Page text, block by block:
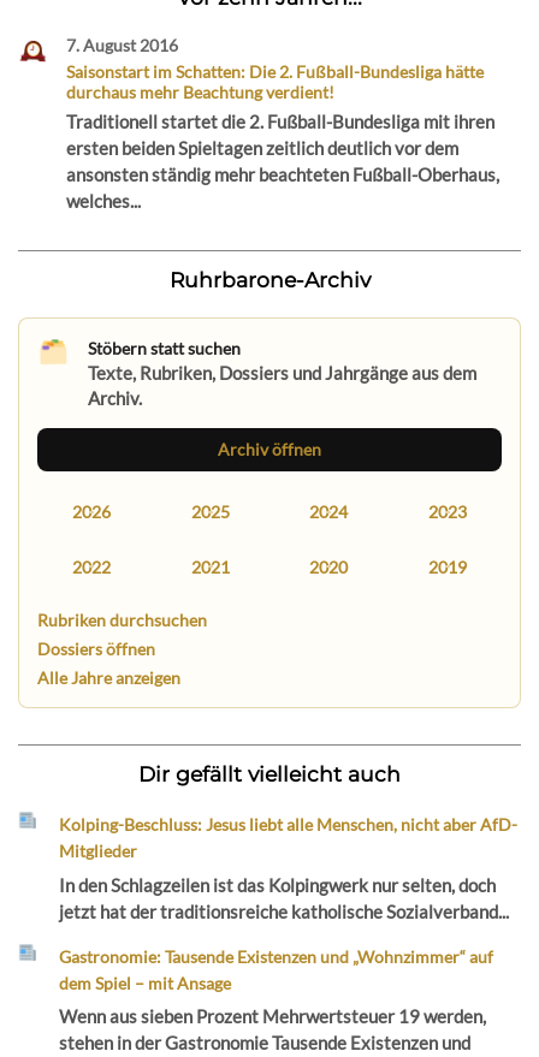
7. August 2016
Saisonstart im Schatten: Die 2. Fußball-Bundesliga hätte
durchaus mehr Beachtung verdient!
Traditionell startet die 2. Fußball-Bundesliga mit ihren
ersten beiden Spieltagen zeitlich deutlich vor dem
ansonsten ständig mehr beachteten Fußball-Oberhaus,
welches...
Ruhrbarone-Archiv
Stöbern statt suchen
Texte, Rubriken, Dossiers und Jahrgänge aus dem
Archiv.
Archiv öffnen
2026 2025 2024 2023
2022 2021 2020 2019
Rubriken durchsuchen
Dossiers öffnen
Alle Jahre anzeigen
Dir gefällt vielleicht auch
Kolping-Beschluss: Jesus liebt alle Menschen, nicht aber AfD-
Mitglieder
In den Schlagzeilen ist das Kolpingwerk nur selten, doch
jetzt hat der traditionsreiche katholische Sozialverband...
Gastronomie: Tausende Existenzen und „Wohnzimmer“ auf
dem Spiel – mit Ansage
Wenn aus sieben Prozent Mehrwertsteuer 19 werden,
stehen in der Gastronomie Tausende Existenzen und